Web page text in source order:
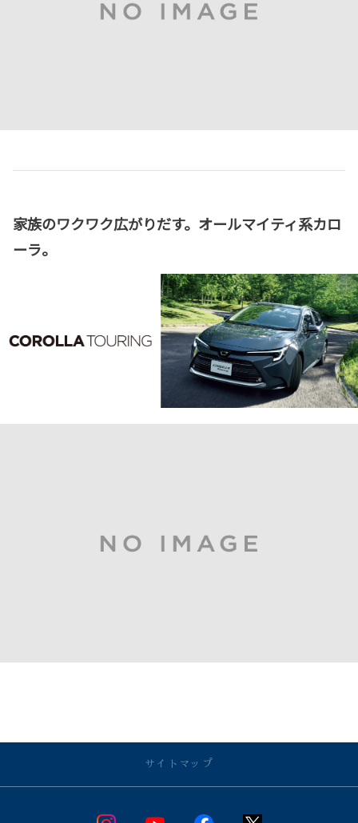
家族のワクワク広がりだす。オールマイティ系カロ
ーラ。
サイトマップ